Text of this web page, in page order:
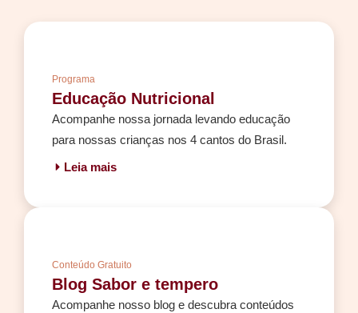
Programa
Educação Nutricional
Acompanhe nossa jornada levando educação
para nossas crianças nos 4 cantos do Brasil.
Leia mais
Conteúdo Gratuito
Blog Sabor e tempero
Acompanhe nosso blog e descubra conteúdos